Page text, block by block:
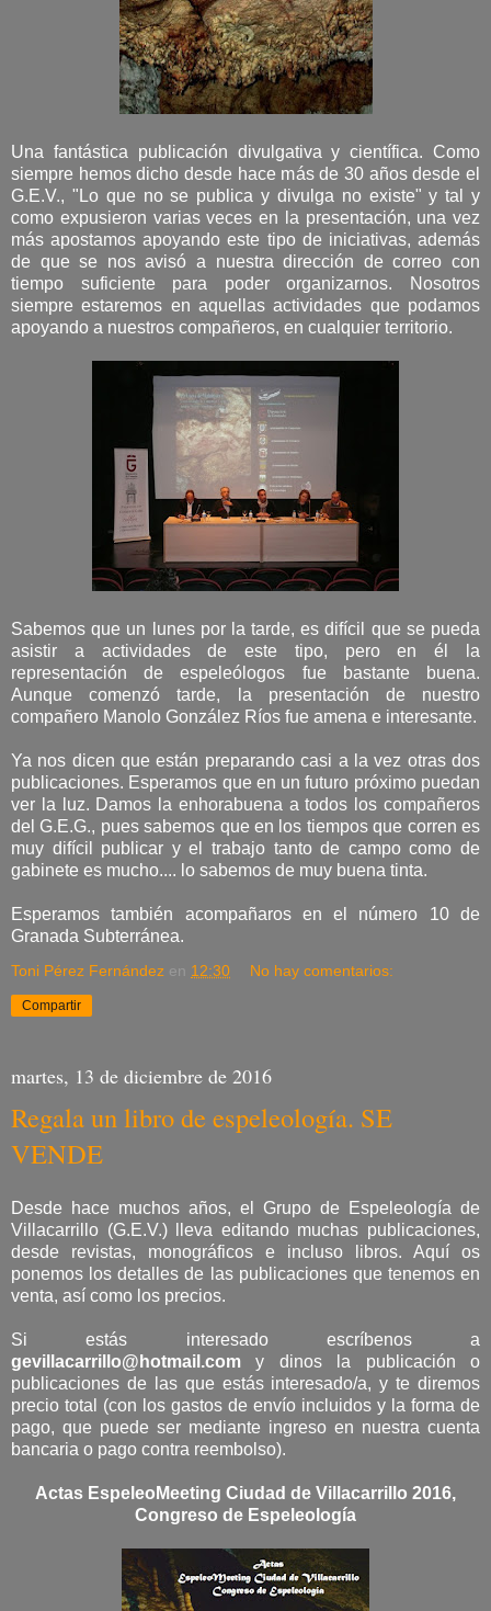
Una fantástica publicación divulgativa y científica. Como
siempre hemos dicho desde hace más de 30 años desde el
G.E.V., "Lo que no se publica y divulga no existe" y tal y
como expusieron varias veces en la presentación, una vez
más apostamos apoyando este tipo de iniciativas, además
de que se nos avisó a nuestra dirección de correo con
tiempo suficiente para poder organizarnos. Nosotros
siempre estaremos en aquellas actividades que podamos
apoyando a nuestros compañeros, en cualquier territorio.
Sabemos que un lunes por la tarde, es difícil que se pueda
asistir a actividades de este tipo, pero en él la
representación de espeleólogos fue bastante buena.
Aunque comenzó tarde, la presentación de nuestro
compañero Manolo González Ríos fue amena e interesante.
Ya nos dicen que están preparando casi a la vez otras dos
publicaciones. Esperamos que en un futuro próximo puedan
ver la luz. Damos la enhorabuena a todos los compañeros
del G.E.G., pues sabemos que en los tiempos que corren es
muy difícil publicar y el trabajo tanto de campo como de
gabinete es mucho.... lo sabemos de muy buena tinta.
Esperamos también acompañaros en el número 10 de
Granada Subterránea.
Toni Pérez Fernández en 12:30 No hay comentarios:
Compartir
martes, 13 de diciembre de 2016
Regala un libro de espeleología. SE
VENDE
Desde hace muchos años, el Grupo de Espeleología de
Villacarrillo (G.E.V.) lleva editando muchas publicaciones,
desde revistas, monográficos e incluso libros. Aquí os
ponemos los detalles de las publicaciones que tenemos en
venta, así como los precios.
Si estás interesado escríbenos a
gevillacarrillo@hotmail.comy dinos la publicación o
publicaciones de las que estás interesado/a, y te diremos
precio total (con los gastos de envío incluidos y la forma de
pago, que puede ser mediante ingreso en nuestra cuenta
bancaria o pago contra reembolso).
Actas EspeleoMeeting Ciudad de Villacarrillo 2016,
Congreso de Espeleología